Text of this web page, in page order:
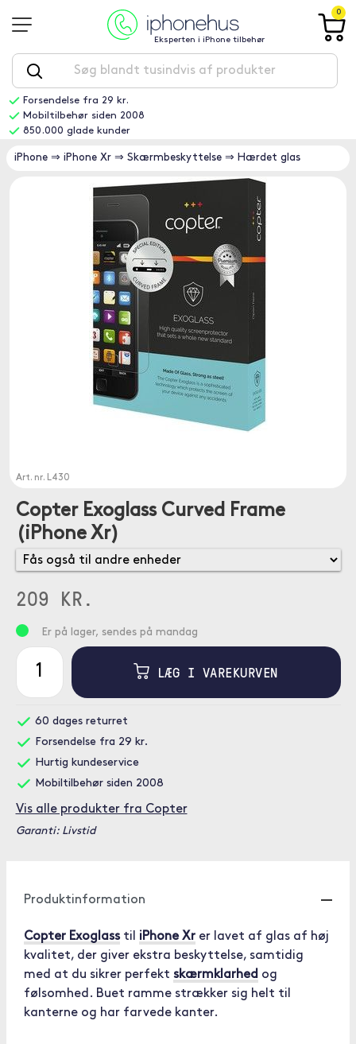
Eksperten i iPhone tilbehør
0
Forsendelse fra 29 kr.
Mobiltilbehør siden 2008
850.000 glade kunder
iPhone ⇒ iPhone Xr ⇒ Skærmbeskyttelse ⇒ Hærdet glas
Art. nr. L430
Copter Exoglass Curved Frame
(iPhone Xr)
209 KR.
Er på lager, sendes på mandag
LÆG I VAREKURVEN
60 dages returret
Forsendelse fra 29 kr.
Hurtig kundeservice
Mobiltilbehør siden 2008
Vis alle produkter fra Copter
Garanti: Livstid
Produktinformation
Copter Exoglasstil iPhone Xr er lavet af glas af høj
kvalitet, der giver ekstra beskyttelse, samtidig
med at du sikrer perfekt skærmklarhed og
følsomhed. Buet ramme strækker sig helt til
kanterne og har farvede kanter.